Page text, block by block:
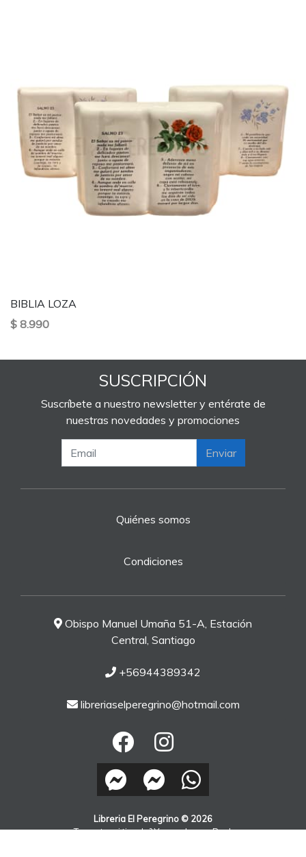
BIBLIA LOZA
$ 8.990
SUSCRIPCIÓN
Suscríbete a nuestro newsletter y entérate de
nuestras novedades y promociones
Enviar
Quiénes somos
Condiciones
Obispo Manuel Umaña 51-A, Estación
Central, Santiago
+56944389342
libreriaselperegrino@hotmail.com
Libreria El Peregrino © 2026
¿Te gusta mi tienda? Yo vendo conBsale